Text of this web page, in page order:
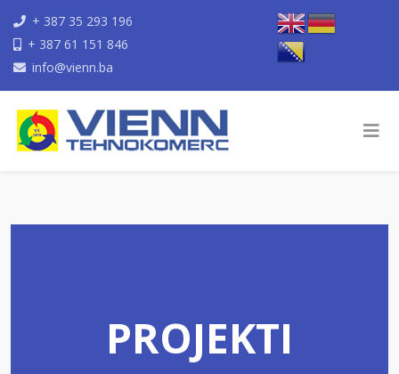
+ 387 35 293 196
+ 387 61 151 846
info@vienn.ba
PROJEKTI